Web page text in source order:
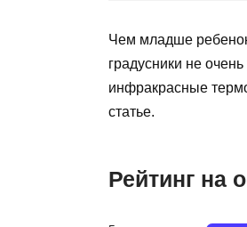
Чем младше
градусники не
инфракрасные
статье.
Рейтинг на